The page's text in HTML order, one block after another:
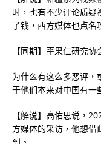
时，也有不少评论质疑
了钱，西方媒体也点名
【同期】歪果仁研究
为什么有这么多恶评，
于他们本来对中国有一
【解说】高佑思说，
方媒体的采访，他想借